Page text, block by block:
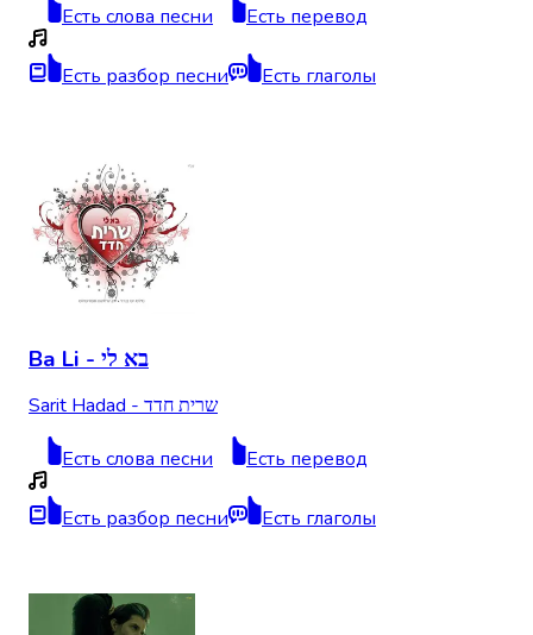
Есть слова песни Есть перевод
Есть разбор песни Есть глаголы
Ba Li - בא לי
Sarit Hadad - שרית חדד
Есть слова песни Есть перевод
Есть разбор песни Есть глаголы